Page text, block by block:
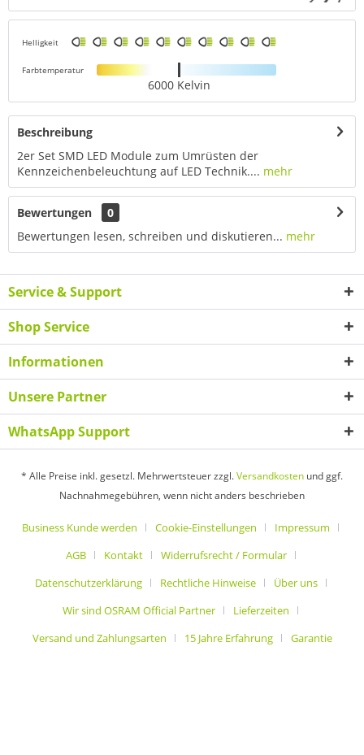
Helligkeit
Farbtemperatur
6000 Kelvin
Beschreibung
2er Set SMD LED Module zum Umrüsten der
Kennzeichenbeleuchtung auf LED Technik.... mehr
Bewertungen
0
Bewertungen lesen, schreiben und diskutieren... mehr
Service & Support
Shop Service
Informationen
Unsere Partner
WhatsApp Support
* Alle Preise inkl. gesetzl. Mehrwertsteuer zzgl.Versandkosten und ggf.
Nachnahmegebühren, wenn nicht anders beschrieben
Business Kunde werden Cookie-Einstellungen
Impressum
AGB
Kontakt
Widerrufsrecht / Formular
Datenschutzerklärung
Rechtliche Hinweise
Über uns
Wir sind OSRAM Official Partner
Lieferzeiten
Versand und Zahlungsarten
15 Jahre Erfahrung Garantie